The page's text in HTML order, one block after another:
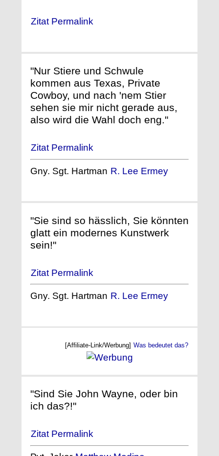
Zitat Permalink
"Nur Stiere und Schwule
kommen aus Texas, Private
Cowboy, und nach 'nem Stier
sehen sie mir nicht gerade aus,
also wird die Wahl doch eng."
Zitat Permalink
Gny. Sgt. Hartman R. Lee Ermey
"Sie sind so hässlich, Sie könnten
glatt ein modernes Kunstwerk
sein!"
Zitat Permalink
Gny. Sgt. Hartman R. Lee Ermey
[Affiliate-Link/Werbung] Was bedeutet das?
"Sind Sie John Wayne, oder bin
ich das?!"
Zitat Permalink